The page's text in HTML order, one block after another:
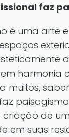
faz
é uma arte
harmonia
muitos,
de
em suas